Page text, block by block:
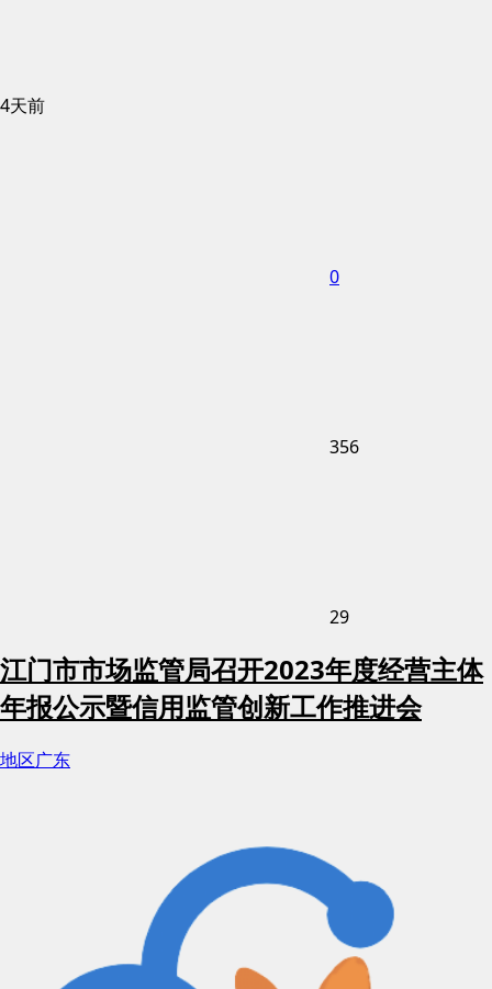
4天前
0
356
29
江门市市场监管局召开2023年度经营主体
年报公示暨信用监管创新工作推进会
地区广东